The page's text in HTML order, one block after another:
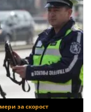
за скорост